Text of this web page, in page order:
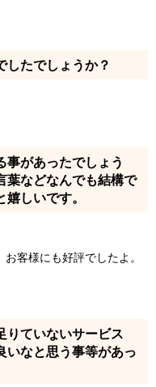
したでしょうか？
事があったでしょう
葉などなんでも結構で
しいです。
客様にも好評でしたよ。
りていないサービス
いなと思う事等があっ